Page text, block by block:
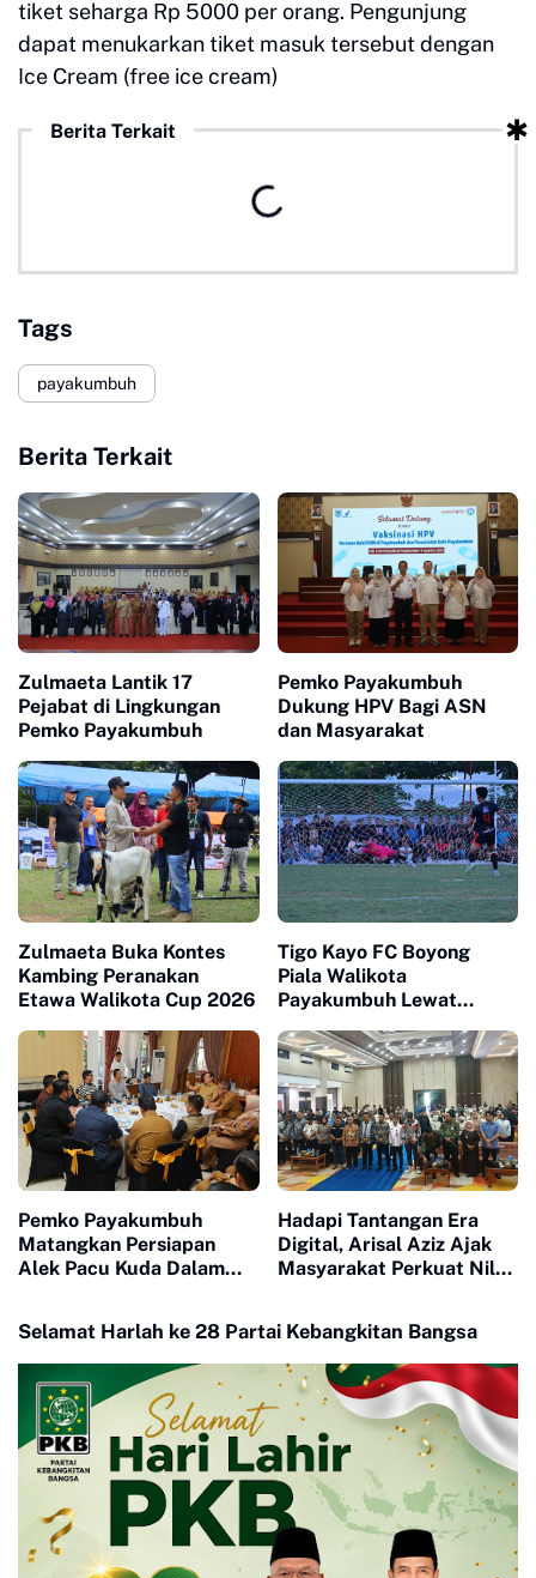
tiket seharga Rp 5000 per orang. Pengunjung
dapat menukarkan tiket masuk tersebut dengan
Ice Cream (free ice cream)
Berita Terkait
Tags
payakumbuh
Berita Terkait
Zulmaeta Lantik 17
Pejabat di Lingkungan
Pemko Payakumbuh
Pemko Payakumbuh
Dukung HPV Bagi ASN
dan Masyarakat
Zulmaeta Buka Kontes
Kambing Peranakan
Etawa Walikota Cup 2026
Tigo Kayo FC Boyong
Piala Walikota
Payakumbuh Lewat
Pemko Payakumbuh
Matangkan Persiapan
Alek Pacu Kuda Dalam
Hadapi Tantangan Era
Digital, Arisal Aziz Ajak
Masyarakat Perkuat Nilai
Selamat Harlah ke 28 Partai Kebangkitan Bangsa